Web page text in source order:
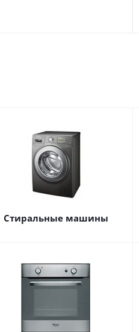
Стиральные машины